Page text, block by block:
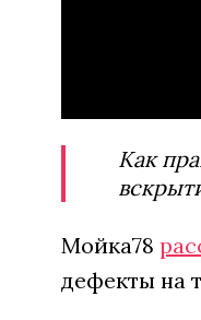
Как
Мойка78
дефекты на